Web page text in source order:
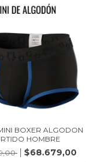
BOXER ALGODON
HOMBRE
$68.679,00